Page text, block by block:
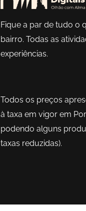
Fique a par de tudo o
bairro. Todas as
experiências.
Todos os preços
à taxa em vigor em
podendo alguns
taxas reduzidas).